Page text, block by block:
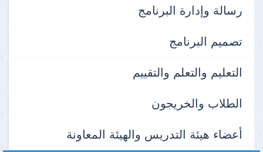
رسالة وإدارة البرنامج
تصميم البرنامج
التعليم والتعلم والتقييم
الطلاب والخريجون
أعضاء هيئة التدريس والهيئة المعاونة